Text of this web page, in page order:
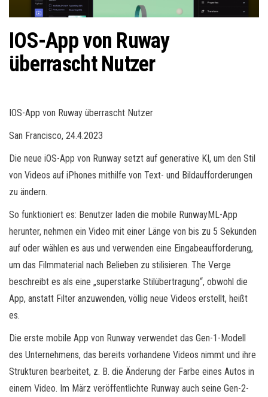
IOS-App von Ruway
überrascht Nutzer
IOS-App von Ruway überrascht Nutzer
San Francisco, 24.4.2023
Die neue iOS-App von Runway setzt auf generative KI, um den Stil
von Videos auf iPhones mithilfe von Text- und Bildaufforderungen
zu ändern.
So funktioniert es: Benutzer laden die mobile RunwayML-App
herunter, nehmen ein Video mit einer Länge von bis zu 5 Sekunden
auf oder wählen es aus und verwenden eine Eingabeaufforderung,
um das Filmmaterial nach Belieben zu stilisieren. The Verge
beschreibt es als eine „superstarke Stilübertragung“, obwohl die
App, anstatt Filter anzuwenden, völlig neue Videos erstellt, heißt
es.
Die erste mobile App von Runway verwendet das Gen-1-Modell
des Unternehmens, das bereits vorhandene Videos nimmt und ihre
Strukturen bearbeitet, z. B. die Änderung der Farbe eines Autos in
einem Video. Im März veröffentlichte Runway auch seine Gen-2-